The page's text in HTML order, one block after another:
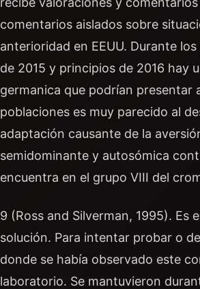
comentarios aislados sobre
anterioridad en EEUU. Durante
de 2015 y principios de 2016 hay
germanica que podrían presentar
poblaciones es muy parecido al
adaptación causante de la
semidominante y autosómica
encuentra en el grupo VIII del
9 (Ross and Silverman, 1995). Es
solución. Para intentar probar o
donde se había observado este
laboratorio. Se mantuvieron